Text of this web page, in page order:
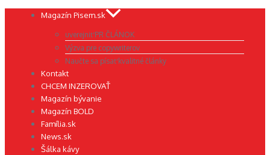
Preskočiť Magazín Pisem.sk
uverejniť PR ČLÁNOK
Výzva pre copywriterov
Naučte sa písať kvalitné články
Kontakt
CHCEM INZEROVAŤ
Magazín bývanie
Magazín BOLD
Família.sk
News.sk
Šálka kávy